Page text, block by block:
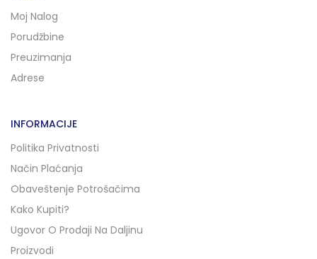
Moj Nalog
Porudžbine
Preuzimanja
Adrese
INFORMACIJE
Politika Privatnosti
Način Plaćanja
Obaveštenje Potrošačima
Kako Kupiti?
Ugovor O Prodaji Na Daljinu
Proizvodi